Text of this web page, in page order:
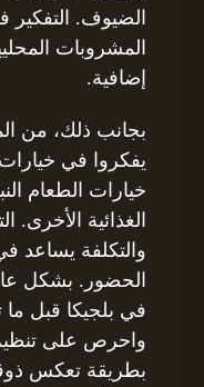
الضيوف.
المشروبات
إضافية.
بجانب ذلك، من
يفكروا في خيارات
خيارات الطعام
الغذائية الأخرى.
والتكلفة يساعد
الحضور. بشكل
في بلجيكا قبل ما
واحرص على
بطريقة تعكس